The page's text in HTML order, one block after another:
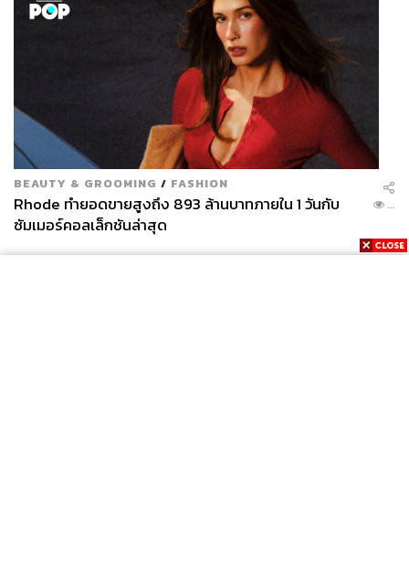
BEAUTY & GROOMING / FASHION
Rhode ทำยอดขายสูงถึง 893 ล้านบาทภายใน 1 วันกับ
ซัมเมอร์คอลเล็กชันล่าสุด
...